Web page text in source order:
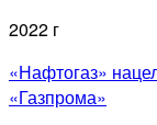
2022 г
«Нафтогаз»
«Газпрома»